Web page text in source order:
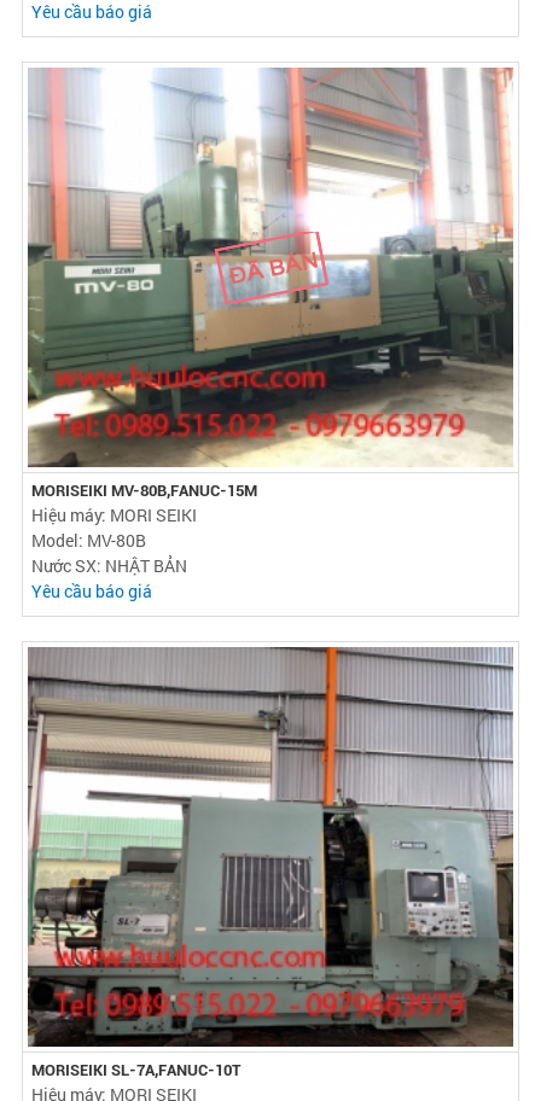
Yêu cầu báo giá
MORISEIKI MV-80B,FANUC-15M
Hiệu máy: MORI SEIKI
Model: MV-80B
Nước SX: NHẬT BẢN
Yêu cầu báo giá
MORISEIKI SL-7A,FANUC-10T
Hiệu máy: MORI SEIKI